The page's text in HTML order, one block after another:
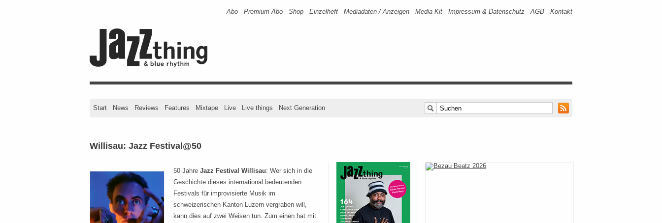
Abo Premium-Abo Shop Einzelheft Mediadaten / Anzeigen Media Kit Impressum & Datenschutz AGB Kontakt
Start News Reviews Features Mixtape Live Live things Next Generation
Willisau: Jazz Festival@50
50 Jahre Jazz Festival Willisau: Wer sich in die
Geschichte dieses international bedeutenden
Festivals für improvisierte Musik im
schweizerischen Kanton Luzern vergraben will,
kann dies auf zwei Weisen tun. Zum einen hat mit